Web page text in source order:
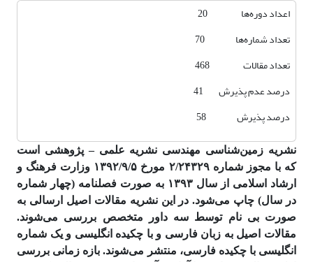
اعداد دوره‌ها 20
تعداد شماره‌ها 70
تعداد مقالات 468
درصد عدم پذیرش 41
درصد پذیرش 58
نشریه زمین‌شناسی مهندسی نشریه علمی – پژوهشی است
که با مجوز شماره ۲/۲۴۳۲۹ مورخ ۱۳۹۲/۹/۵ وزارت فرهنگ و
ارشاد اسلامی از سال ۱۳۹۳ به صورت فصلنامه (چهار شماره
در سال) چاپ می‌شود. در این نشریه مقالات اصیل ارسالی به
صورت بی نام توسط سه داور متخصص بررسی می‌شوند.
مقالات اصیل به زبان فارسی و با چکیده انگلیسی و یک شماره
انگلیسی با چکیده فارسی، منتشر می‌شوند. بازه زمانی بررسی